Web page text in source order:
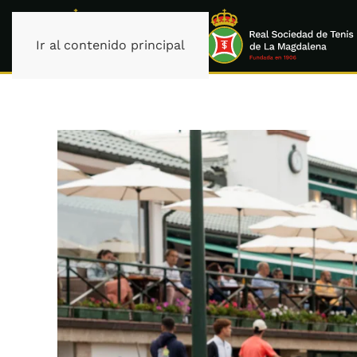
Ir al contenido principal